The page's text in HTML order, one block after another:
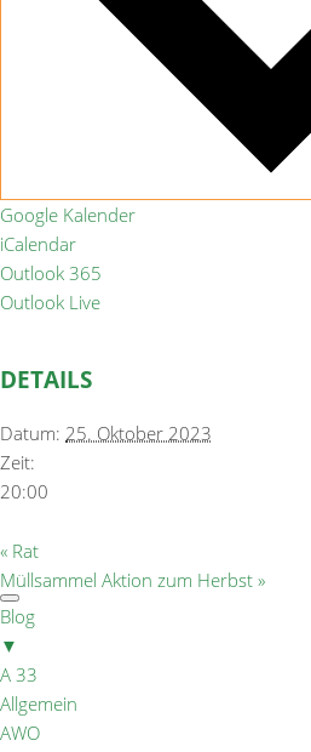
Google Kalender
iCalendar
Outlook 365
Outlook Live
DETAILS
Datum: 25. Oktober 2023
Zeit:
20:00
« Rat
Müllsammel Aktion zum Herbst »
Blog
▼
A 33
Allgemein
AWO